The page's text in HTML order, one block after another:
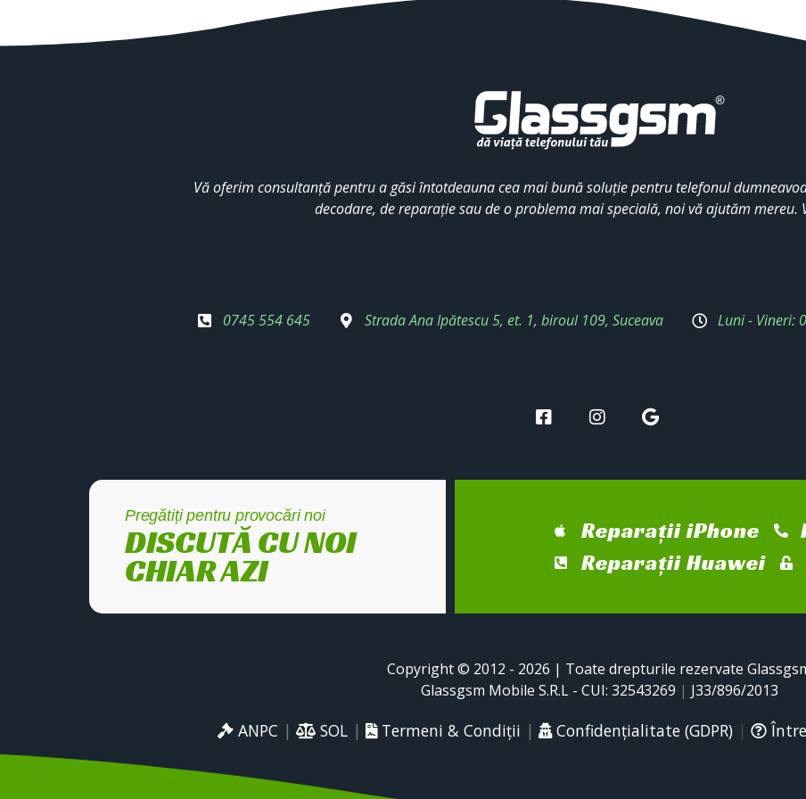
Vă oferim consultanță pentru a găsi întotdeauna cea mai bună soluție pentru telefonul
decodare, de reparație sau de o problema mai specială, noi vă ajutăm mereu.
0745 554 645 Strada Ana Ipătescu 5, et. 1, biroul 109, Suceava Luni - Vineri:
Pregătiți pentru provocări noi
DISCUTĂ CU NOI
CHIAR AZI
Reparații iPhone
Reparații Huawei
Copyright © 2012 - 2026 | Toate drepturile rezervate
Glassgsm Mobile S.R.L - CUI: 32543269 | J33/896/2013
ANPC | SOL | Termeni & Condiții | Confidențialitate (GDPR) |